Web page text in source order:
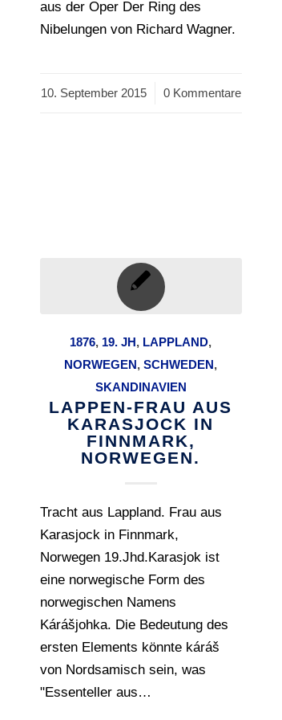
aus der Oper Der Ring des
Nibelungen von Richard Wagner.
10. September 2015
/ 0 Kommentare
1876, 19. JH, LAPPLAND,
NORWEGEN,SCHWEDEN,
SKANDINAVIEN
LAPPEN-FRAU AUS
KARASJOCK IN
FINNMARK,
NORWEGEN.
Tracht aus Lappland. Frau aus
Karasjock in Finnmark,
Norwegen 19.Jhd.Karasjok ist
eine norwegische Form des
norwegischen Namens
Kárášjohka. Die Bedeutung des
ersten Elements könnte káráš
von Nordsamisch sein, was
"Essenteller aus…